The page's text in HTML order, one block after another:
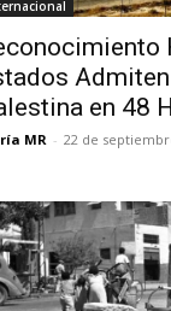
en 48
MR - 22 de